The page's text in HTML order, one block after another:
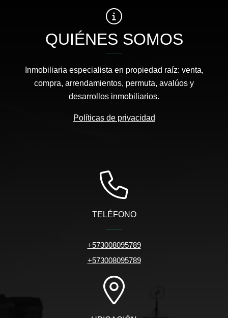
QUIÉNES SOMOS
Inmobiliaria especialista en propiedad raíz: venta,
compra, arrendamientos, permuta, avalúos y
desarrollos inmobiliarios.
Políticas de privacidad
TELÉFONO
+573008095789
+573008095789